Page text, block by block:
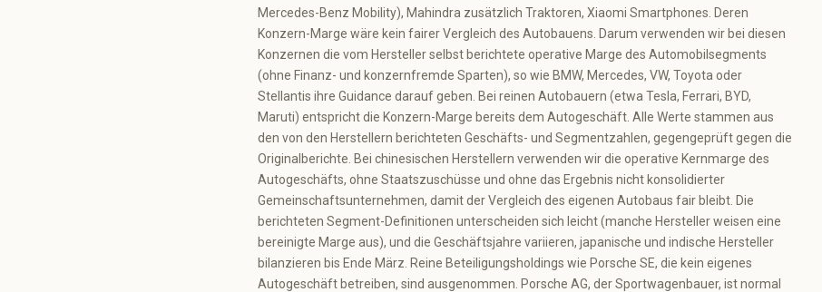
Mercedes-Benz Mobility), Mahindra zusätzlich Traktoren, Xiaomi Smartphones. Deren
Konzern-Marge wäre kein fairer Vergleich des Autobauens. Darum verwenden wir bei diesen
Konzernen die vom Hersteller selbst berichtete operative Marge des Automobilsegments
(ohne Finanz- und konzernfremde Sparten), so wie BMW, Mercedes, VW, Toyota oder
Stellantis ihre Guidance darauf geben. Bei reinen Autobauern (etwa Tesla, Ferrari, BYD,
Maruti) entspricht die Konzern-Marge bereits dem Autogeschäft. Alle Werte stammen aus
den von den Herstellern berichteten Geschäfts- und Segmentzahlen, gegengeprüft gegen die
Originalberichte. Bei chinesischen Herstellern verwenden wir die operative Kernmarge des
Autogeschäfts, ohne Staatszuschüsse und ohne das Ergebnis nicht konsolidierter
Gemeinschaftsunternehmen, damit der Vergleich des eigenen Autobaus fair bleibt. Die
berichteten Segment-Definitionen unterscheiden sich leicht (manche Hersteller weisen eine
bereinigte Marge aus), und die Geschäftsjahre variieren, japanische und indische Hersteller
bilanzieren bis Ende März. Reine Beteiligungsholdings wie Porsche SE, die kein eigenes
Autogeschäft betreiben, sind ausgenommen. Porsche AG, der Sportwagenbauer, ist normal